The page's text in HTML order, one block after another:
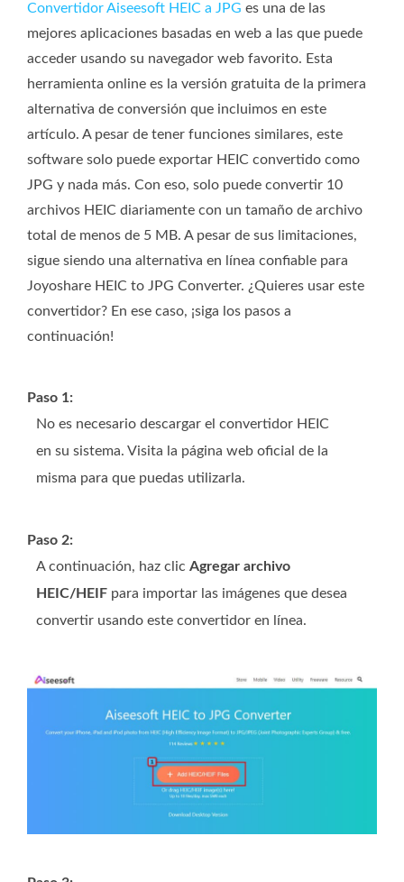
Convertidor Aiseesoft HEIC a JPG es una de las
mejores aplicaciones basadas en web a las que puede
acceder usando su navegador web favorito. Esta
herramienta online es la versión gratuita de la primera
alternativa de conversión que incluimos en este
artículo. A pesar de tener funciones similares, este
software solo puede exportar HEIC convertido como
JPG y nada más. Con eso, solo puede convertir 10
archivos HEIC diariamente con un tamaño de archivo
total de menos de 5 MB. A pesar de sus limitaciones,
sigue siendo una alternativa en línea confiable para
Joyoshare HEIC to JPG Converter. ¿Quieres usar este
convertidor? En ese caso, ¡siga los pasos a
continuación!
Paso 1:
No es necesario descargar el convertidor HEIC
en su sistema. Visita la página web oficial de la
misma para que puedas utilizarla.
Paso 2:
A continuación, haz clic Agregar archivo
HEIC/HEIF para importar las imágenes que desea
convertir usando este convertidor en línea.